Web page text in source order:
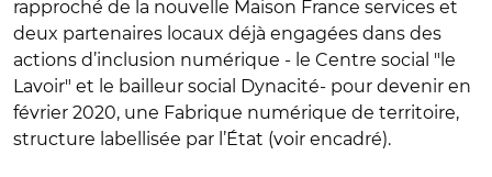
rapproché de la nouvelle Maison France services et
deux partenaires locaux déjà engagées dans des
actions d’inclusion numérique - le Centre social "le
Lavoir" et le bailleur social Dynacité- pour devenir en
février 2020, une Fabrique numérique de territoire,
structure labellisée par l’État (voir encadré).